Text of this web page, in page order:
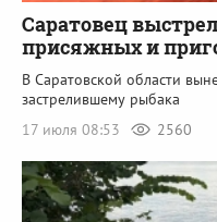
Саратовец
присяжных и
В Саратовской области
застрелившему рыбака
17 июля 08:53
2560